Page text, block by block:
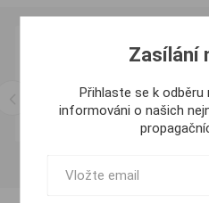
Zasílání
Přihlaste se k odběru
informováni o našich